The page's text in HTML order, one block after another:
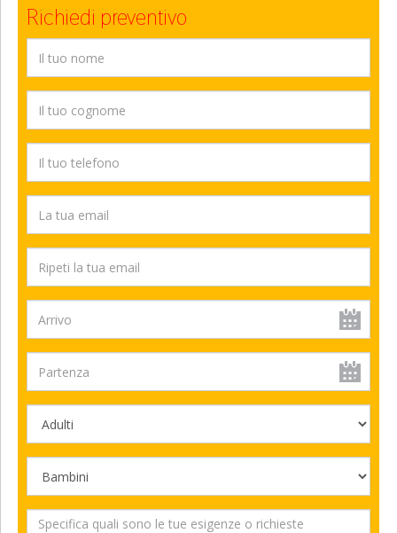
Richiedi preventivo